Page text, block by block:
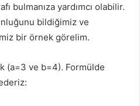
bulmanıza yardımcı olabilir.
bildiğimiz ve
bir örnek görelim.
(a=3 ve b=4). Formülde